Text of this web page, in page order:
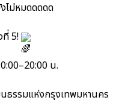
ไม่หมดดดดด
ที่ 5!
น.
ธรรมแห่งกรุงเทพมหานคร